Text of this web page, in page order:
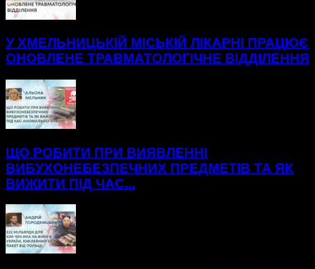
У ХМЕЛЬНИЦЬКІЙ МІСЬКІЙ ЛІКАРНІ ПРАЦЮЄ
ОНОВЛЕНЕ ТРАВМАТОЛОГІЧНЕ ВІДДІЛЕННЯ
ЩО РОБИТИ ПРИ ВИЯВЛЕННІ
ВИБУХОНЕБЕЗПЕЧНИХ ПРЕДМЕТІВ ТА ЯК
ВИЖИТИ ПІД ЧАС...